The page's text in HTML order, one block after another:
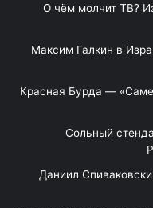
«О чём молчит ТВ?
Максим Галкин в
Красная Бурда —
"Сольный
"Даниил